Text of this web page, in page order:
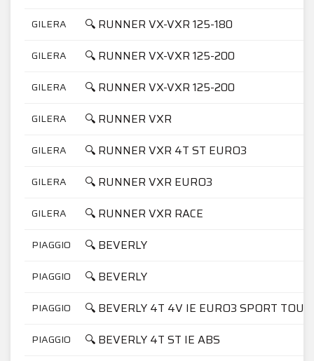
GILERA 🔍 RUNNER VX-VXR 125-180
GILERA 🔍 RUNNER VX-VXR 125-200
GILERA 🔍 RUNNER VX-VXR 125-200
GILERA 🔍 RUNNER VXR
GILERA 🔍 RUNNER VXR 4T ST EURO3
GILERA 🔍 RUNNER VXR EURO3
GILERA 🔍 RUNNER VXR RACE
PIAGGIO 🔍 BEVERLY
PIAGGIO 🔍 BEVERLY
PIAGGIO 🔍 BEVERLY 4T 4V IE EURO3 SPORT
PIAGGIO 🔍 BEVERLY 4T ST IE ABS